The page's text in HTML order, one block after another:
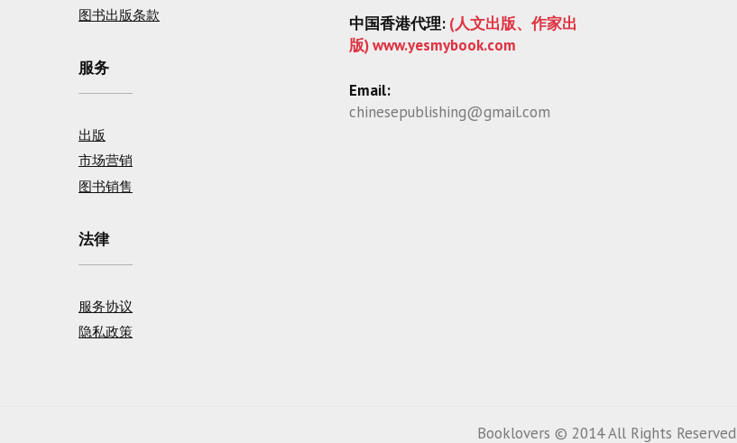
图书出版条款
服务
出版
市场营销
图书销售
法律
服务协议
隐私政策
中国香港代理: (人文出版、作家出
版) www.yesmybook.com
Email:
chinesepublishing@gmail.com
Booklovers © 2014 All Rights Reserved